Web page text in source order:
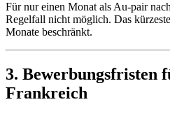
Für nur einen Monat als Au-pair
Regelfall nicht möglich. Das
Monate beschränkt.
3. Bewerbungsfristen
Frankreich